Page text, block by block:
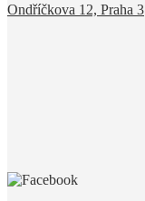
Ondříčkova 12, Praha 3